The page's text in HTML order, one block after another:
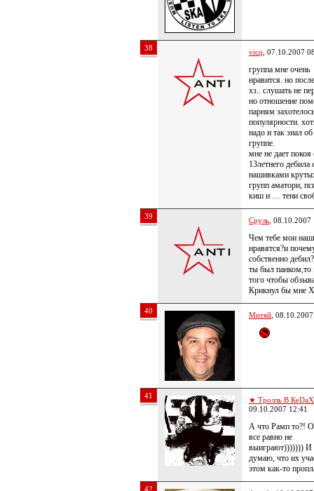
38 vicq , 07.10.2007
группа мне очень
нравится. но
хз.. слушать не
но отношение
парням захотелось
популярности.
надо и так знал об
группе.
мне не дает покоя
13летнего дебила
нашивками
групп аматори,
киш и … тени
39 Сруль ,
Чем тебе мои
нравятся?и
собственно
ты был панком,то
того чтобы
Крикнул бы мне
40 Митяй ,
41
★ Тролль В
09.10.2007 12:41
А что Рамп то?!
все равно не
выиграют))))))) И
думаю, что их
этом как-то
42